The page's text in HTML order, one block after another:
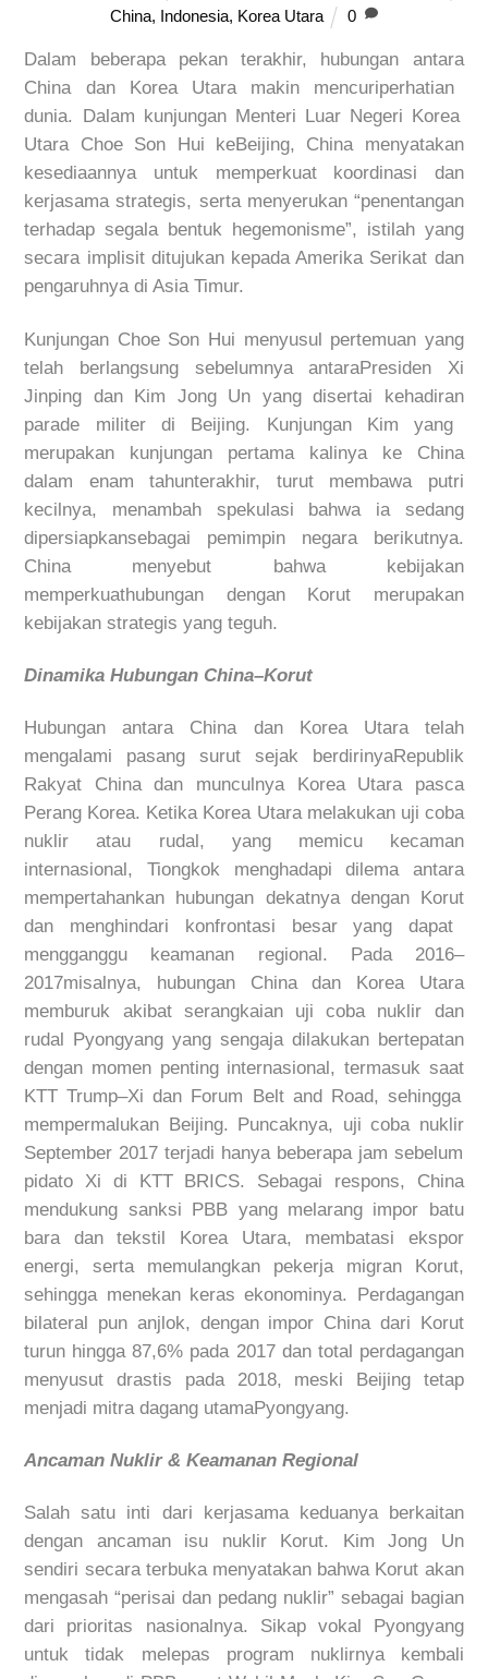
China, Indonesia, Korea Utara 0
Dalam beberapapekanterakhir, hubungan
antara
China dan Korea Utara makin mencuriperhatian
dunia. Dalam kunjunganMenteri Luar Negeri Korea
Utara Choe Son Hui
keBeijing, China menyatakan
kesediaannya
untuk memperkuat koordinasi dan
kerjasamastrategis, serta menyerukan“penentangan
terhadap segala bentuk hegemonisme”, istilahyang
secara implisit ditujukan kepadaAmerika Serikat dan
pengaruhnyadi Asia Timur.
Kunjungan Choe Son Hui menyusul pertemuan yang
telah
berlangsung sebelumnya antaraPresiden Xi
Jinping dan Kim Jong Un yangdisertai
kehadiran
parade militerdi Beijing. KunjunganKim
yang
merupakan kunjungan pertama kalinya ke
China
dalam
enam tahunterakhir, turut membawa
putri
kecilnya, menambah spekulasi bahwa ia
sedang
dipersiapkansebagai pemimpin negara berikutnya.
China menyebut bahwa
kebijakan
memperkuathubungan dengan Korut
merupakan
kebijakan strategis yangteguh.
Dinamika Hubungan China–Korut
Hubungan antara China dan Korea Utara telah
mengalami pasang surut sejak berdirinyaRepublik
Rakyat China dan munculnya Korea Utara pasca
Perang Korea. Ketika Korea Utara melakukanuji coba
nuklir
atau rudal, yang memicu
kecaman
internasional, Tiongkok menghadapi dilema
antara
mempertahankan hubungan dekatnya dengan
Korut
dan menghindari konfrontasi besaryang dapat
mengganggu
keamanan regional. Pada 2016–
2017misalnya, hubungan China dan Korea Utara
memburuk
akibat serangkaianujicoba nuklir dan
rudal Pyongyang yang sengaja dilakukan bertepatan
dengan momen penting internasional, termasuk saat
KTT Trump–Xi dan Forum Belt and Road, sehingga
mempermalukan Beijing. Puncaknya, ujicoba nuklir
September 2017terjadi hanya beberapa jam sebelum
pidato Xi di KTT BRICS. Sebagai respons, China
mendukung sanksi PBB yang melarang impor batu
bara dantekstil Korea Utara, membatasi
ekspor
energi,serta memulangkan pekerja migran Korut,
sehingga menekan keras ekonominya. Perdagangan
bilateral pun anjlok, dengan impor China dari Korut
turun hingga 87,6% pada 2017 dan total perdagangan
menyusut
drastis pada 2018, meski Beijing tetap
menjadi mitra dagang utamaPyongyang.
Ancaman Nuklir&Keamanan Regional
Salahsatu inti dari kerjasama keduanya
berkaitan
dengan
ancaman isu nuklir Korut. Kim Jong Un
sendiri secara terbuka menyatakan bahwa Korut akan
mengasah “perisai dan pedang nuklir” sebagai bagian
dari
prioritas nasionalnya. Sikap vokal Pyongyang
untuk
tidak melepas program nuklirnya
kembali